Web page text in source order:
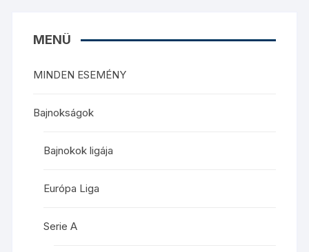
MENÜ
MINDEN ESEMÉNY
Bajnokságok
Bajnokok ligája
Európa Liga
Serie A